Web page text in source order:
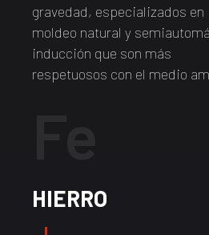
gravedad, especializados en
moldeo natural y
inducción que son más
respetuosos con el medio
HIERRO